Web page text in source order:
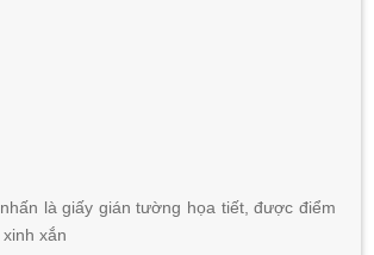
là giấy gián tường họa tiết, được điểm
xắn